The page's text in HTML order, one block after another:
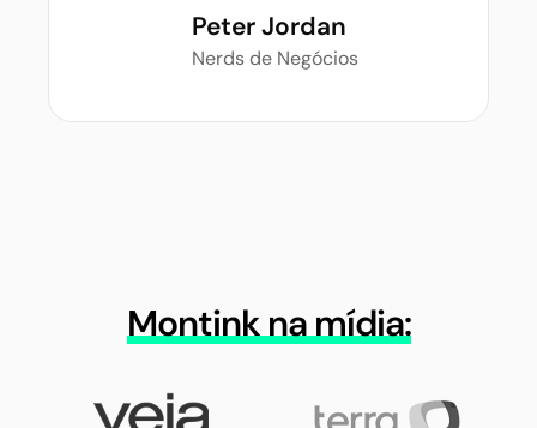
Peter Jordan
Nerds de Negócios
Montink na mídia: